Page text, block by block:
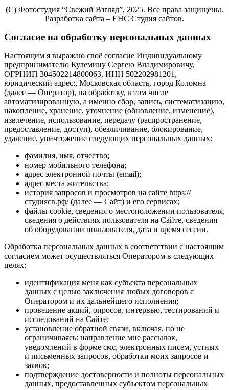
(C) Фотостудия “Свежий Взгляд”, 2025. Все права защищены.
Разработка сайта – ЕНС Студия сайтов.
Согласие на обработку персональных данных
Настоящим я выражаю своё согласие Индивидуальному
предпринимателю Кулемину Сергею Владимировичу,
ОГРНИП 304502214800063, ИНН 502202981201,
юридический адрес:, Московская область, город Коломна
(далее — Оператор), на обработку, в том числе
автоматизированную, а именно сбор, запись, систематизацию,
накопление, хранение, уточнение (обновление, изменение),
извлечение, использование, передачу (распространение,
предоставление, доступ), обезличивание, блокирование,
удаление, уничтожение следующих персональных данных:
фамилия, имя, отчество;
номер мобильного телефона;
адрес электронной почты (email);
адрес места жительства;
история запросов и просмотров на сайте https://
студиясв.рф/ (далее — Сайт) и его сервисах;
файлы cookie, сведения о местоположении пользователя,
сведения о действиях пользователя на Сайте, сведения
об оборудовании пользователя, дата и время сессии.
Обработка персональных данных в соответствии с настоящим
согласием может осуществляться Оператором в следующих
целях:
идентификация меня как субъекта персональных
данных с целью заключения любых договоров с
Оператором и их дальнейшего исполнения;
проведение акций, опросов, интервью, тестирований и
исследований на Сайте;
установление обратной связи, включая, но не
ограничиваясь: направление мне рассылок,
уведомлений в форме смс, электронных писем, устных
и письменных запросов, обработки моих запросов и
заявок;
подтверждение достоверности и полноты персональных
данных, предоставленных субъектом персональных